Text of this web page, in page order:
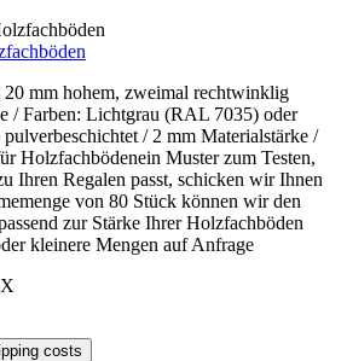
20 mm hohem, zweimal rechtwinklig
/ Farben: Lichtgrau (RAL 7035) oder
/ 2 mm Materialstärke /
Holzfachbödenein Muster zum Testen,
Ihren Regalen passt, schicken wir Ihnen
von 80 Stück können wir den
zur Stärke Ihrer Holzfachböden
kleinere Mengen auf Anfrage
costs